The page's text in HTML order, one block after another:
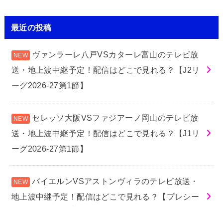
最近の投稿
ヴァンラーレ八戸VSカターレ富山のテレビ放
送・地上波中継予定！配信はどこで見れる？【J2リ
ーグ2026-27第1節】
セレッソ大阪VSファジアーノ岡山のテレビ放
送・地上波中継予定！配信はどこで見れる？【J1リ
ーグ2026-27第1節】
バイエルンVSアストンヴィラのテレビ放送・
地上波中継予定！配信はどこで見れる？【プレシー